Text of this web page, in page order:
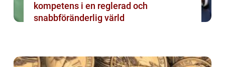
kompetens i en reglerad och
snabbföränderlig värld